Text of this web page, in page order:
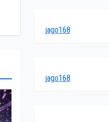
jago168
jago168